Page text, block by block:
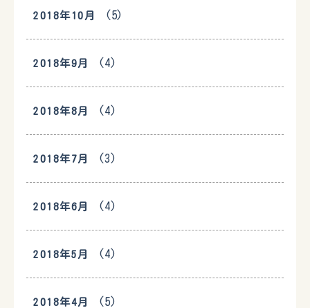
2018年10月 (5)
2018年9月 (4)
2018年8月 (4)
2018年7月 (3)
2018年6月 (4)
2018年5月 (4)
2018年4月 (5)